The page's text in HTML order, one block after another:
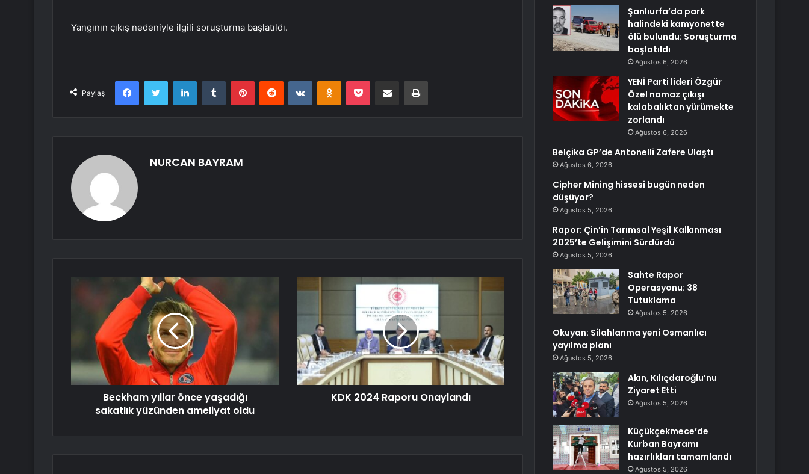
Yangının çıkış nedeniyle ilgili soruşturma başlatıldı.
Paylaş
FacebookTwitter LinkedInTumblr PinterestReddit VKontakteOdnoklassniki
Pocket E-Posta ile paylaş Yazdır
NURCAN BAYRAM
Beckham yıllar önce yaşadığı
sakatlık yüzünden ameliyat oldu
KDK 2024 Raporu Onaylandı
Şanlıurfa’da park
halindeki kamyonette
ölü bulundu: Soruşturma
başlatıldı
Ağustos 6, 2026
YENİ Parti lideri Özgür
Özel namaz çıkışı
kalabalıktan yürümekte
zorlandı
Ağustos 6, 2026
Belçika GP’de Antonelli Zafere Ulaştı
Ağustos 6, 2026
Cipher Mining hissesi bugün neden
düşüyor?
Ağustos 5, 2026
Rapor: Çin’in Tarımsal Yeşil Kalkınması
2025’te Gelişimini Sürdürdü
Ağustos 5, 2026
Sahte Rapor
Operasyonu: 38
Tutuklama
Ağustos 5, 2026
Okuyan: Silahlanma yeni Osmanlıcı
yayılma planı
Ağustos 5, 2026
Akın, Kılıçdaroğlu’nu
Ziyaret Etti
Ağustos 5, 2026
Küçükçekmece’de
Kurban Bayramı
hazırlıkları tamamlandı
Ağustos 5, 2026